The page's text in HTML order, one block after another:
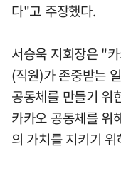
다"고 주장했다.
서승욱 지회장은 "
(직원)가 존중받는
공동체를 만들기 위
카카오 공동체를 위
의 가치를 지키기